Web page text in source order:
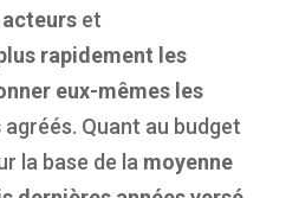
et
rapidement les
eux-mêmes les
agréés. Quant au budget
la base de la moyenne